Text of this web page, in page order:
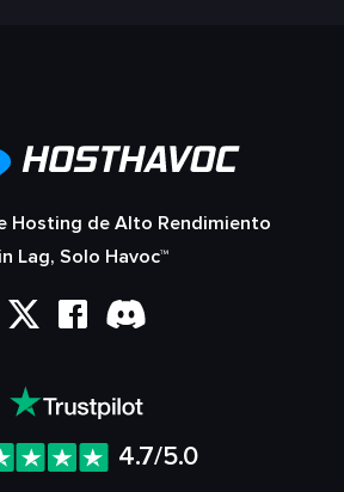
Hosting de Alto Rendimiento
Lag, Solo Havoc™
4.7/5.0